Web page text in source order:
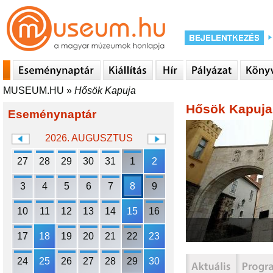
MUSEUM.HU » Hősök Kapuja
Eseménynaptár
2026. AUGUSZTUS
27 28 29 30 31 1 2
3 4 5 6 7 8 9
10 11 12 13 14 15 16
17 18 19 20 21 22 23
24 25 26 27 28 29 30
Hősök Kapuja